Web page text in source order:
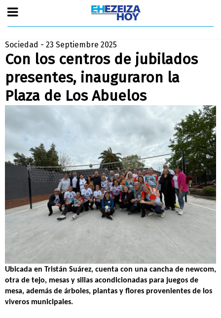
Sociedad - 23 Septiembre 2025
Con los centros de jubilados
presentes, inauguraron la
Plaza de Los Abuelos
Ubicada en Tristán Suárez, cuenta con una cancha de newcom,
otra de tejo, mesas y sillas acondicionadas para juegos de
mesa, además de árboles, plantas y flores provenientes de los
viveros municipales.